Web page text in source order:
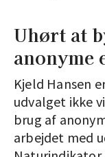
Uhørt at
anonyme
Kjeld Hansen
udvalget ikke
brug af
arbejdet med